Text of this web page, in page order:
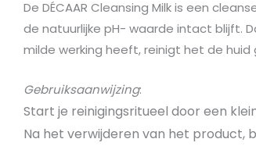
De DÉCAAR Cleansing Milk is een
de natuurlijke pH- waarde intact blijft.
milde werking heeft, reinigt het de
Gebruiksaanwijzing:
Start je reinigingsritueel door een
Na het verwijderen van het product,